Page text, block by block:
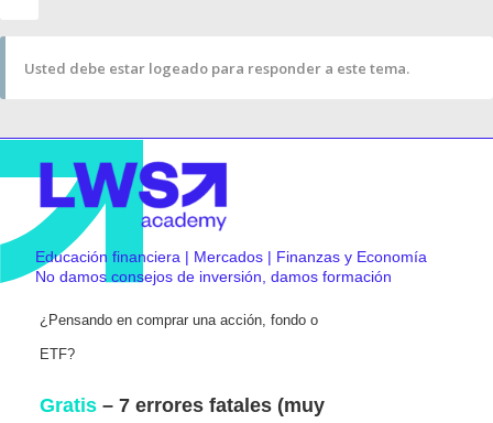
Usted debe estar logeado para responder a este tema.
Educación financiera | Mercados | Finanzas y Economía
No damos consejos de inversión, damos formación
¿Pensando en comprar una acción, fondo o
ETF?
Gratis – 7 errores fatales (muy